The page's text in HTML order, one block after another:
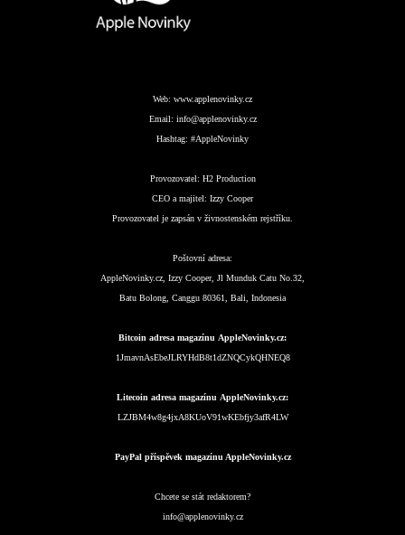
Web: www.applenovinky.cz
Email: info@applenovinky.cz
Hashtag: #AppleNovinky
Provozovatel: H2 Production
CEO a majitel: Izzy Cooper
Provozovatel je zapsán v živnostenském rejstříku.
Poštovní adresa:
AppleNovinky.cz, Izzy Cooper, Jl Munduk Catu No.32,
Batu Bolong, Canggu 80361, Bali, Indonesia
Bitcoin adresa magazínu AppleNovinky.cz:
1JmavnAsEbeJLRYHdB8t1dZNQCykQHNEQ8
Litecoin adresa magazínu AppleNovinky.cz:
LZJBM4w8g4jxA8KUoV91wKEbfjy3afR4LW
PayPal příspěvek magazínu AppleNovinky.cz
Chcete se stát redaktorem?
info@applenovinky.cz